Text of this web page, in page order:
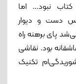
نبود... اما
دست و دیوار
پای برهنه راه
بود. نقاشی
تکنیک